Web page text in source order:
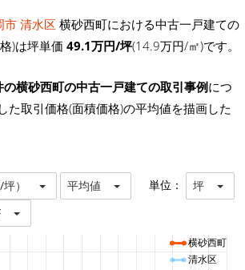
市 清水区 横砂西町における中古一戸建ての
)は坪単価 49.1万円/坪(14.9万円/㎡)です。
の横砂西町の中古一戸建ての取引事例につ
た取引価格(面積価格)の平均値を描画した
） 平均値 単位： 坪
横砂西町
清水区